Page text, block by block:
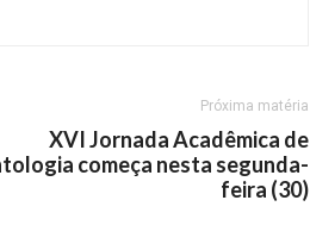
Próxima matéria
XVI Jornada Acadêmica de
começa nesta segunda-
feira (30)